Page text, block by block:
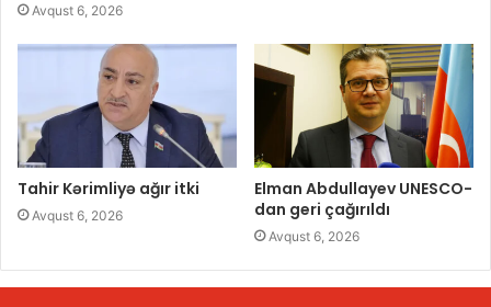
Avqust 6, 2026
Tahir Kərimliyə ağır itki
Avqust 6, 2026
Elman Abdullayev UNESCO-
dan geri çağırıldı
Avqust 6, 2026